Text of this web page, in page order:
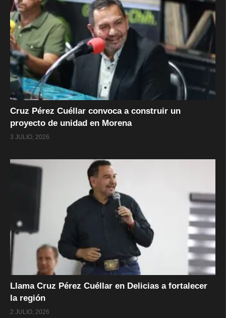
Cruz Pérez Cuéllar convoca a construir un
proyecto de unidad en Morena
3 JULIO, 2026
Llama Cruz Pérez Cuéllar en Delicias a fortalecer
la región
2 JULIO, 2026